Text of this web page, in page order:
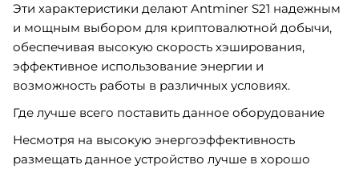
Эти характеристики делают Antminer S21 надежным
и мощным выбором для криптовалютной добычи,
обеспечивая высокую скорость хэширования,
эффективное использование энергии и
возможность работы в различных условиях.
Где лучше всего поставить данное оборудование
Несмотря на высокую энергоэффективность
размещать данное устройство лучше в хорошо